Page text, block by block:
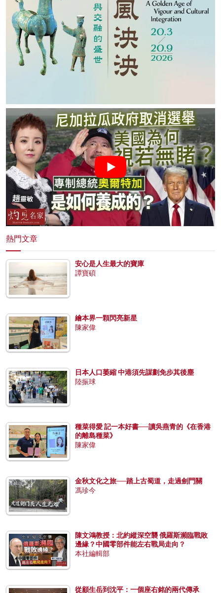
熱門文章
安心是人生最大的寶庫
譚寶碩
繪本界一顆閃亮新星
陳家偉
日本人口萎縮 中港須先謀劃免步其後塵
陸振球
種菜得愛 記一本好書──讀吳燕青的《在香港
的離島種菜》
陳家偉
金秋文化之旅──踏上古蜀道，走過劍門關
馮珍今
陳文鴻教授：北約縱深空襲 俄羅斯瀕臨戰敗
邊緣？中國零部件能左右戰局走向？
本社編輯部
從顧生岳到沈平：一個座右銘的兩代傳承